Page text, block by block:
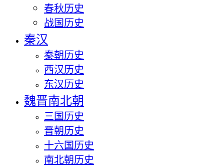
春秋历史
战国历史
秦汉
秦朝历史
西汉历史
东汉历史
魏晋南北朝
三国历史
晋朝历史
十六国历史
南北朝历史